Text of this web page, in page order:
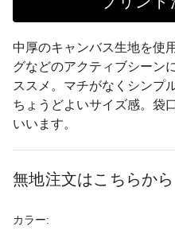
中厚のキャンバス生地を使
グなどのアクティブシーン
ススメ。マチがなくシンプ
ちょうどよいサイズ感。袋
いいます。
無地注文はこちらから
カラー: